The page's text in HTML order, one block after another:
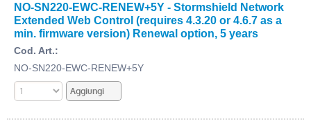
NO-SN220-EWC-RENEW+5Y - Stormshield Network
Extended Web Control (requires 4.3.20 or 4.6.7 as a
min. firmware version) Renewal option, 5 years
Cod. Art.:
NO-SN220-EWC-RENEW+5Y